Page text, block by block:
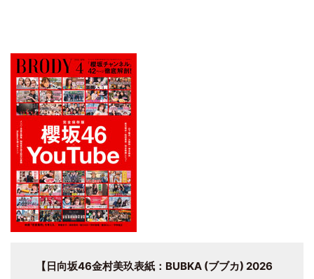
【日向坂46金村美玖表紙：BUBKA (ブブカ) 2026